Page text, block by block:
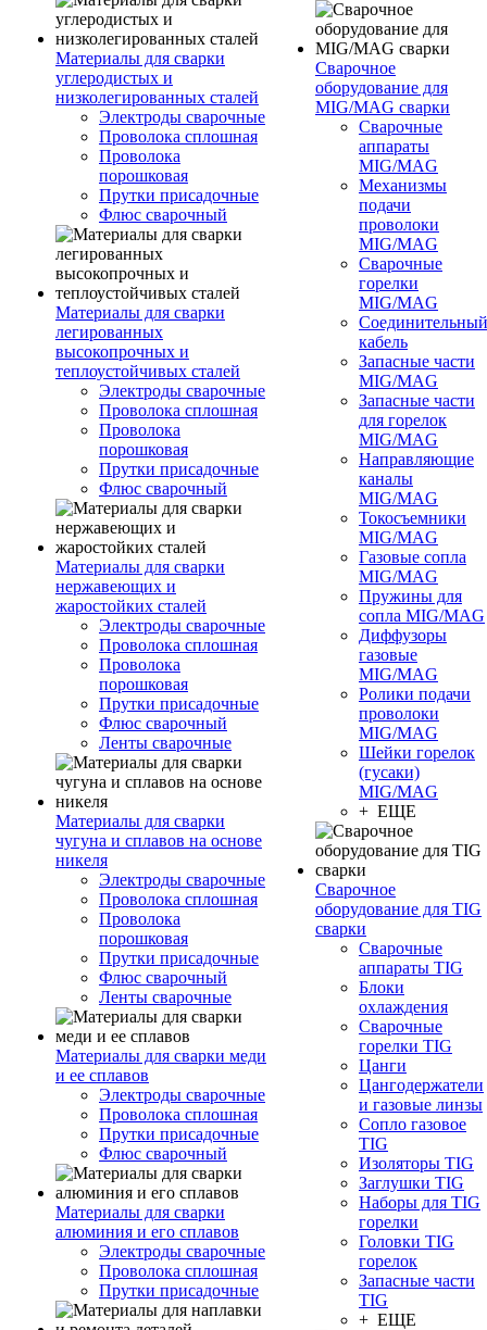
Материалы для сварки
углеродистых и
низколегированных сталей
Электроды сварочные
Проволока сплошная
Проволока
порошковая
Прутки присадочные
Флюс сварочный
Материалы для сварки
легированных
высокопрочных и
теплоустойчивых сталей
Электроды сварочные
Проволока сплошная
Проволока
порошковая
Прутки присадочные
Флюс сварочный
Материалы для сварки
нержавеющих и
жаростойких сталей
Электроды сварочные
Проволока сплошная
Проволока
порошковая
Прутки присадочные
Флюс сварочный
Ленты сварочные
Материалы для сварки
чугуна и сплавов на основе
никеля
Электроды сварочные
Проволока сплошная
Проволока
порошковая
Прутки присадочные
Флюс сварочный
Ленты сварочные
Материалы для сварки меди
и ее сплавов
Электроды сварочные
Проволока сплошная
Прутки присадочные
Флюс сварочный
Материалы для сварки
алюминия и его сплавов
Электроды сварочные
Проволока сплошная
Прутки присадочные
Сварочное
оборудование для
MIG/MAG сварки
Сварочные
аппараты
MIG/MAG
Механизмы
подачи
проволоки
MIG/MAG
Сварочные
горелки
MIG/MAG
Соединительный
кабель
Запасные части
MIG/MAG
Запасные части
для горелок
MIG/MAG
Направляющие
каналы
MIG/MAG
Токосъемники
MIG/MAG
Газовые сопла
MIG/MAG
Пружины для
сопла MIG/MAG
Диффузоры
газовые
MIG/MAG
Ролики подачи
проволоки
MIG/MAG
Шейки горелок
(гусаки)
MIG/MAG
+ ЕЩЕ
Сварочное
оборудование для TIG
сварки
Сварочные
аппараты TIG
Блоки
охлаждения
Сварочные
горелки TIG
Цанги
Цангодержатели
и газовые линзы
Сопло газовое
TIG
Изоляторы TIG
Заглушки TIG
Наборы для TIG
горелки
Головки TIG
горелок
Запасные части
TIG
+ ЕЩЕ